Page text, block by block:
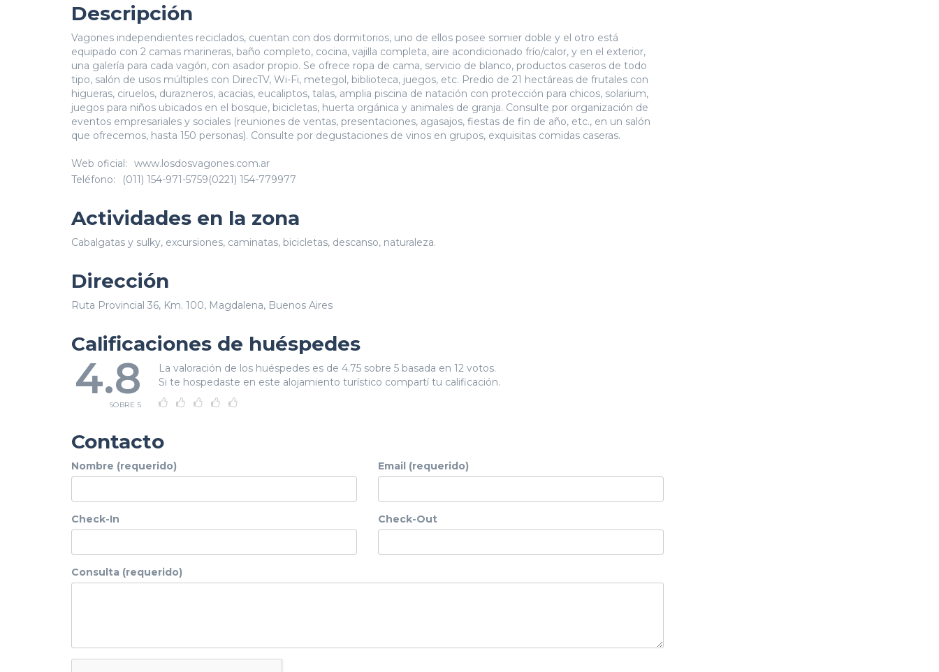
Descripción
Vagones independientes reciclados, cuentan con dos dormitorios, uno de ellos posee somier doble y el otro está
equipado con 2 camas marineras, baño completo, cocina, vajilla completa, aire acondicionado frío/calor, y en el exterior,
una galería para cada vagón, con asador propio. Se ofrece ropa de cama, servicio de blanco, productos caseros de todo
tipo, salón de usos múltiples con DirecTV, Wi-Fi, metegol, biblioteca, juegos, etc. Predio de 21 hectáreas de frutales con
higueras, ciruelos, durazneros, acacias, eucaliptos, talas, amplia piscina de natación con protección para chicos, solarium,
juegos para niños ubicados en el bosque, bicicletas, huerta orgánica y animales de granja. Consulte por organización de
eventos empresariales y sociales (reuniones de ventas, presentaciones, agasajos, fiestas de fin de año, etc., en un salón
que ofrecemos, hasta 150 personas). Consulte por degustaciones de vinos en grupos, exquisitas comidas caseras.
Web oficial:
www.losdosvagones.com.ar
Teléfono:
(011) 154-971-5759(0221) 154-779977
Actividades en la zona
Cabalgatas y sulky, excursiones, caminatas, bicicletas, descanso, naturaleza.
Dirección
Ruta Provincial 36, Km. 100, Magdalena, Buenos Aires
Calificaciones de huéspedes
4.8
SOBRE 5
La valoración de los huéspedes es de 4.75 sobre 5 basada en 12 votos.
Si te hospedaste en este alojamiento turístico compartí tu calificación.
Contacto
Nombre (requerido) Email (requerido)
Check-In Check-Out
Consulta (requerido)